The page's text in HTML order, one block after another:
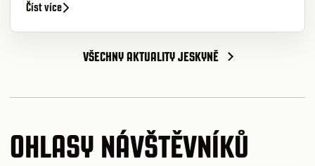
Číst více
VŠECHNY AKTUALITY JESKYNĚ
OHLASY NÁVŠTĚVNÍKŮ